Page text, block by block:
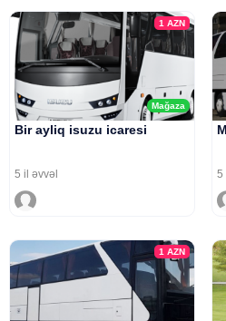
Mağaza
1AZN
Bir ayliq isuzu icaresi
5 il əvvəl 5
1AZN